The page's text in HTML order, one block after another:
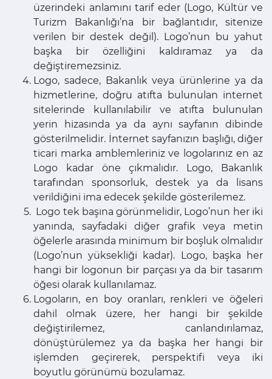
üzerindeki anlamını tarif eder (Logo, Kültür ve
Turizm Bakanlığı’na bir bağlantıdır, sitenize
verilen bir destek değil). Logo’nun bu yahut
başka bir özelliğini kaldıramaz ya da
değiştiremezsiniz.
Logo, sadece, Bakanlık veya ürünlerine ya da
hizmetlerine, doğru atıfta bulunulan internet
sitelerinde kullanılabilir ve atıfta bulunulan
yerin hizasında ya da aynı sayfanın dibinde
gösterilmelidir. İnternet sayfanızın başlığı, diğer
ticari marka amblemleriniz ve logolarınız en az
Logo kadar öne çıkmalıdır. Logo, Bakanlık
tarafından sponsorluk, destek ya da lisans
verildiğini ima edecek şekilde gösterilemez.
Logo tek başına görünmelidir, Logo’nun her iki
yanında, sayfadaki diğer grafik veya metin
öğelerle arasında minimum bir boşluk olmalıdır
(Logo’nun yüksekliği kadar). Logo, başka her
hangi bir logonun bir parçası ya da bir tasarım
öğesi olarak kullanılamaz.
Logoların, en boy oranları, renkleri ve öğeleri
dahil olmak üzere, her hangi bir şekilde
değiştirilemez, canlandırılamaz,
dönüştürülemez ya da başka her hangi bir
işlemden geçirerek, perspektifi veya iki
boyutlu görünümü bozulamaz.